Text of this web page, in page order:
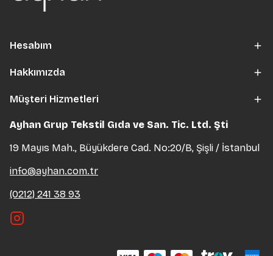
Hesabım
Hakkımızda
Müşteri Hizmetleri
Ayhan Grup Tekstil Gıda ve San. Tic. Ltd. Şti
19 Mayıs Mah., Büyükdere Cad. No:20/B, Şişli / İstanbul
info@ayhan.com.tr
(0212) 241 38 93